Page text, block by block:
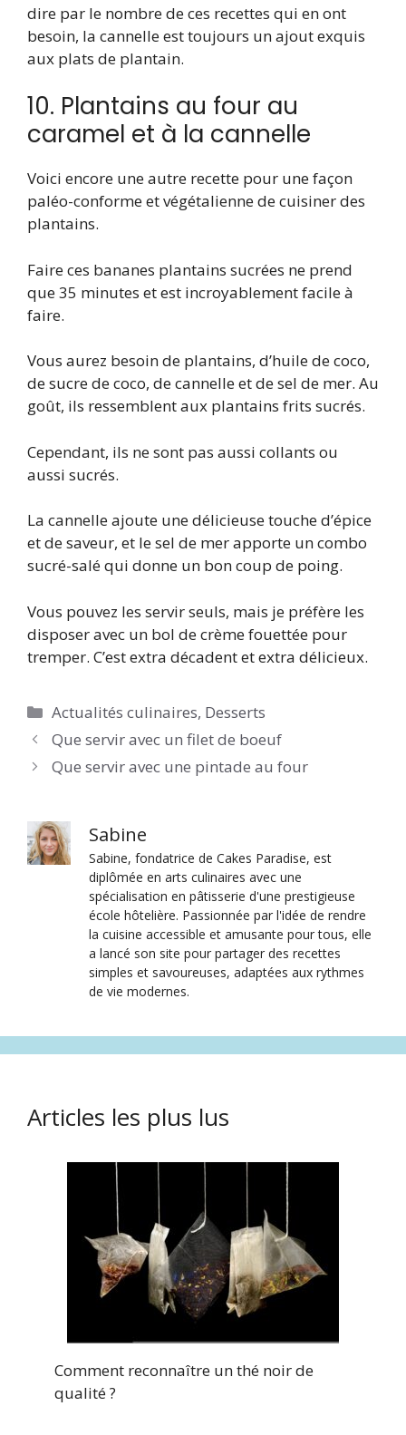
dire par le nombre de ces recettes qui en ont
besoin, la cannelle est toujours un ajout exquis
aux plats de plantain.
10. Plantains au four au
caramel et à la cannelle
Voici encore une autre recette pour une façon
paléo-conforme et végétalienne de cuisiner des
plantains.
Faire ces bananes plantains sucrées ne prend
que 35 minutes et est incroyablement facile à
faire.
Vous aurez besoin de plantains, d’huile de coco,
de sucre de coco, de cannelle et de sel de mer. Au
goût, ils ressemblent aux plantains frits sucrés.
Cependant, ils ne sont pas aussi collants ou
aussi sucrés.
La cannelle ajoute une délicieuse touche d’épice
et de saveur, et le sel de mer apporte un combo
sucré-salé qui donne un bon coup de poing.
Vous pouvez les servir seuls, mais je préfère les
disposer avec un bol de crème fouettée pour
tremper. C’est extra décadent et extra délicieux.
Catégories
Actualités culinaires, Desserts
Que servir avec un filet de boeuf
Que servir avec une pintade au four
Sabine
Sabine, fondatrice de Cakes Paradise, est
diplômée en arts culinaires avec une
spécialisation en pâtisserie d'une prestigieuse
école hôtelière. Passionnée par l'idée de rendre
la cuisine accessible et amusante pour tous, elle
a lancé son site pour partager des recettes
simples et savoureuses, adaptées aux rythmes
de vie modernes.
Articles les plus lus
Comment reconnaître un thé noir de
qualité ?